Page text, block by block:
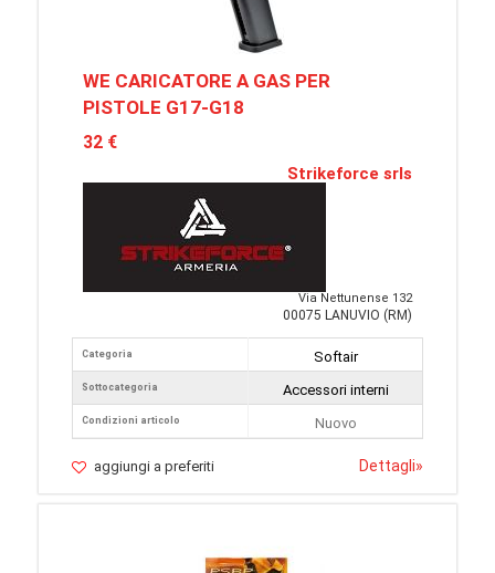
WE CARICATORE A GAS PER
PISTOLE G17-G18
32 €
Strikeforce srls
Via Nettunense 132
00075 LANUVIO (RM)
Categoria
Sottocategoria
Condizioni articolo
Softair
Accessori interni
Nuovo
aggiungi a preferiti Dettagli»